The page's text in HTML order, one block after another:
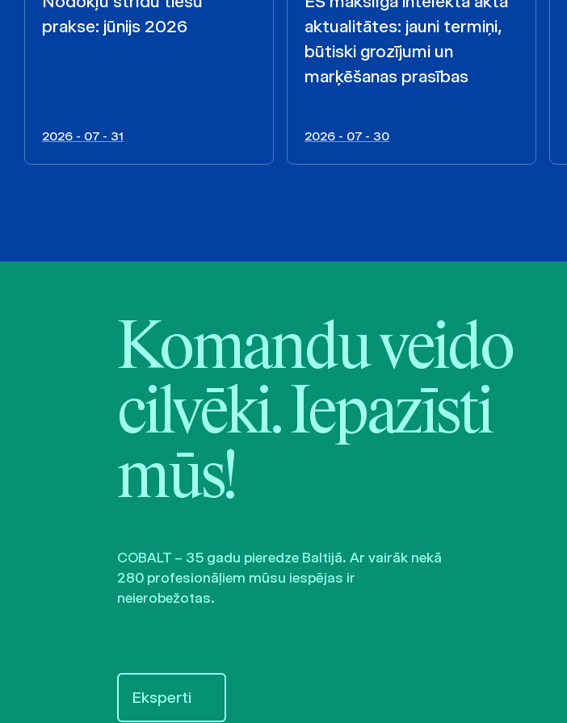
prakse: jūnijs 2026
2026 - 07 - 31
aktualitātes: jauni termiņi,
būtiski grozījumi un
marķēšanas prasības
2026 - 07 - 30
Komandu veido
cilvēki. Iepazīsti
mūs!
COBALT – 35 gadu pieredze Baltijā. Ar vairāk nekā
280 profesionāļiem mūsu iespējas ir
neierobežotas.
Eksperti